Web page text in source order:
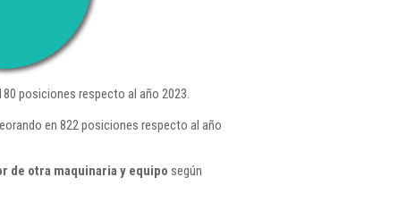
posiciones respecto al año 2023.
en 822 posiciones respecto al año
de otra maquinaria y equipo según